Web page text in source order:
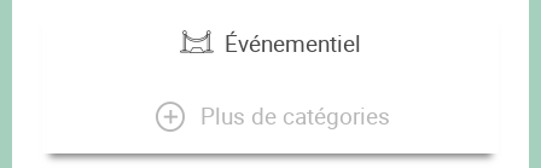
Événementiel
Plus de catégories